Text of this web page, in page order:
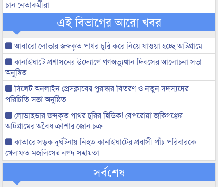
চান নেতাকর্মীরা
এই বিভাগের আরো খবর
আবারো লোভার জব্দকৃত পাথর চুরি করে নিয়ে যাওয়া হচ্ছে আটগ্রামে
কানাইঘাটে প্রশাসনের উদ্যোগে গণঅভ্যুত্থান দিবসের আলোচনা সভা
অনুষ্ঠিত
সিলেট অনলাইন প্রেসক্লাবের পুরস্কার বিতরণ ও নতুন সদস্যদের
পরিচিতি সভা অনুষ্ঠিত
লোভাছড়ার জব্দকৃত পাথর চুরির হিড়িক! বেপরোয়া জকিগঞ্জের
আটগ্রামের অবৈধ ক্রাশার জোন চক্র
কাতারে সড়ক দুর্ঘটনায় নিহত কানাইঘাটের প্রবাসী পাঁচ পরিবারকে
খেলাফত মজলিসের নগদ সহায়তা
সর্বশেষ